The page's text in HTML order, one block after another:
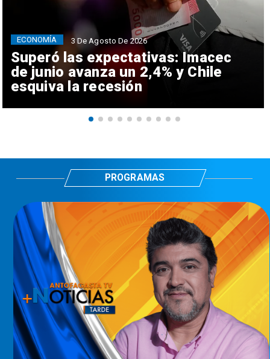
Superó las expectativas: Imacec
de junio avanza un 2,4% y Chile
esquiva la recesión
ECONOMÍA 3 De Agosto De 2026
PROGRAMAS